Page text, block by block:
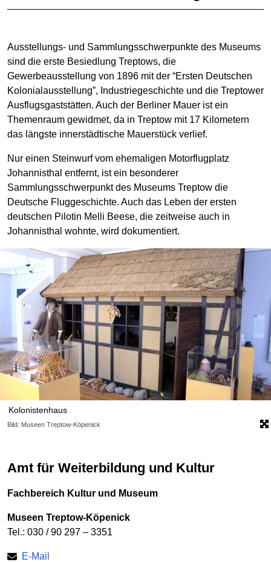
Ausstellungs- und Sammlungsschwerpunkte des Museums
sind die erste Besiedlung Treptows, die
Gewerbeausstellung von 1896 mit der “Ersten Deutschen
Kolonialausstellung”, Industriegeschichte und die Treptower
Ausflugsgaststätten. Auch der Berliner Mauer ist ein
Themenraum gewidmet, da in Treptow mit 17 Kilometern
das längste innerstädtische Mauerstück verlief.
Nur einen Steinwurf vom ehemaligen Motorflugplatz
Johannisthal entfernt, ist ein besonderer
Sammlungsschwerpunkt des Museums Treptow die
Deutsche Fluggeschichte. Auch das Leben der ersten
deutschen Pilotin Melli Beese, die zeitweise auch in
Johannisthal wohnte, wird dokumentiert.
Kolonistenhaus
Bild: Museen Treptow-Köpenick
Amt für Weiterbildung und Kultur
Fachbereich Kultur und Museum
Museen Treptow-Köpenick
Tel.: 030 / 90 297 – 3351
E-Mail